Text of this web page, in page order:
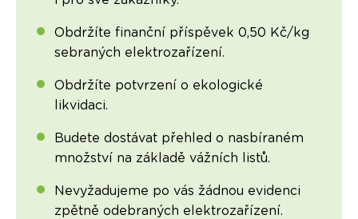
Obdržíte finanční příspěvek 0,50 Kč/kg
sebraných elektrozařízení.
Obdržíte potvrzení o ekologické
likvidaci.
Budete dostávat přehled o nasbíraném
množství na základě vážních listů.
Nevyžadujeme po vás žádnou evidenci
zpětně odebraných elektrozařízení.